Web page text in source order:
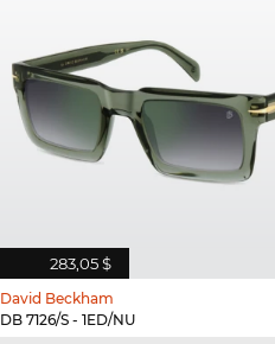
283,05 $
David Beckham
DB 7126/S - 1ED/NU